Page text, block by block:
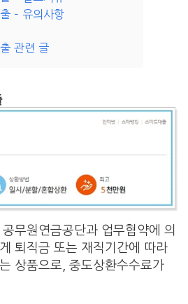
– 유의사항
관련 글
무원연금공단과 업무협약에 의
퇴직금 또는 재직기간에 따라
상품으로, 중도상환수수료가